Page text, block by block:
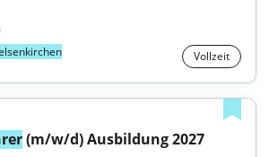
Vollzeit
(m/w/d) Ausbildung 2027